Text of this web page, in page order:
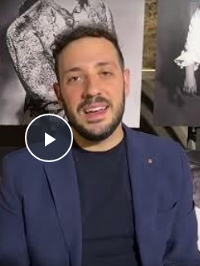
Play
Video